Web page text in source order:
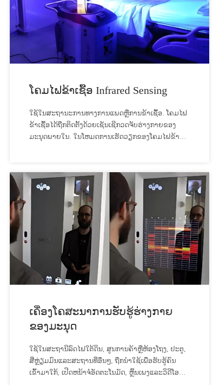
ໂຄມໄຟຂ້າເຊື້ອ Infrared Sensing
ໃຊ້ໃນສະຖານະການທາງການແພດຫຼືການຂ້າເຊື້ອ. ໂຄມໄຟ
ຂ້າເຊື້ອໄດ້ຖືກຕິດຕັ້ງດ້ວຍເຊັນເຊີກວດຈັບຮ່າງກາຍຂອງ
ມະນຸດພາຍໃນ. ໃນໂຫມດການເຮັດວຽກຂອງໂຄມໄຟຂ້າ
ຂອງມະນຸດ. ເມື່ອບຸກຄະລາກອນອອກຈາກ ທ
ເຄື່ອງໂຄສະນາການຮັບຮູ້ຮ່າງກາຍ
ຂອງມະນຸດ
ໃຊ້ໃນສະຖານີລົດໄຟໃຕ້ດິນ, ສູນການຄ້າຫຼືຫ້ອງໂຖງ, ປະຕູ,
ສີ່ຫຼ່ຽມມົນແລະສະຖານທີ່ອື່ນໆ, ຖືກນໍາໃຊ້ເພື່ອຮັບຮູ້ຄົນ
ເຂົ້າມາໃກ້, ເປີດຫນ້າຈໍອັດຕະໂນມັດ, ຫຼິ້ນເພງແລະວິດີໂອ